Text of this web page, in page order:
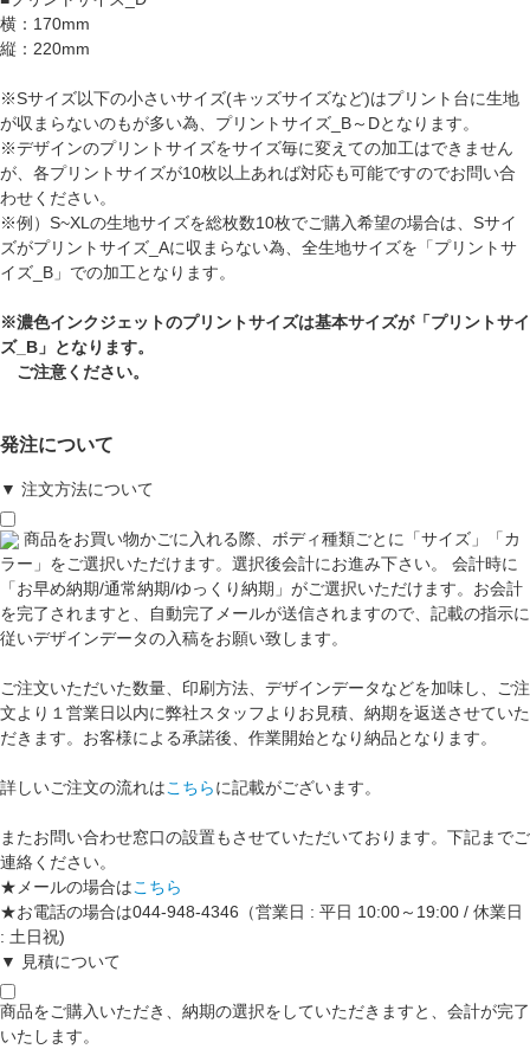
横：170mm
縦：220mm
※Sサイズ以下の小さいサイズ(キッズサイズなど)はプリント台に生地
が収まらないのもが多い為、プリントサイズ_B～Dとなります。
※デザインのプリントサイズをサイズ毎に変えての加工はできません
が、各プリントサイズが10枚以上あれば対応も可能ですのでお問い合
わせください。
※例）S~XLの生地サイズを総枚数10枚でご購入希望の場合は、Sサイ
ズがプリントサイズ_Aに収まらない為、全生地サイズを「プリントサ
イズ_B」での加工となります。
※濃色インクジェットのプリントサイズは基本サイズが「プリントサイ
ズ_B」となります。
ご注意ください。
発注について
▼ 注文方法について
商品をお買い物かごに入れる際、ボディ種類ごとに「サイズ」「カ
ラー」をご選択いただけます。選択後会計にお進み下さい。 会計時に
「お早め納期/通常納期/ゆっくり納期」がご選択いただけます。お会計
を完了されますと、自動完了メールが送信されますので、記載の指示に
従いデザインデータの入稿をお願い致します。
ご注文いただいた数量、印刷方法、デザインデータなどを加味し、ご注
文より１営業日以内に弊社スタッフよりお見積、納期を返送させていた
だきます。お客様による承諾後、作業開始となり納品となります。
詳しいご注文の流れはこちらに記載がございます。
またお問い合わせ窓口の設置もさせていただいております。下記までご
連絡ください。
★メールの場合はこちら
★お電話の場合は044-948-4346（営業日 : 平日 10:00～19:00 / 休業日
: 土日祝)
▼ 見積について
商品をご購入いただき、納期の選択をしていただきますと、会計が完了
いたします。